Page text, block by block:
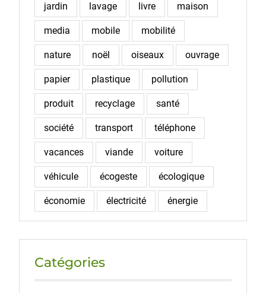
jardin lavage livre maison
media mobile mobilité
nature noël oiseaux ouvrage
papier plastique pollution
produit recyclage santé
société transport téléphone
vacances viande voiture
véhicule écogeste écologique
économie électricité énergie
Catégories